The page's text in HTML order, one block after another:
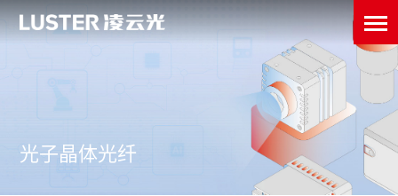
光子晶体光纤